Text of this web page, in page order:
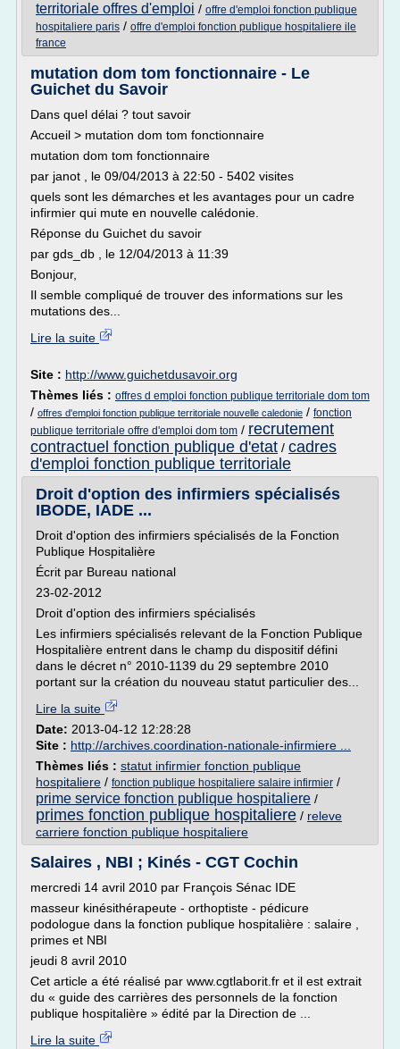
territoriale offres d'emploi / offre d'emploi fonction publique
hospitaliere paris / offre d'emploi fonction publique hospitaliere ile
france
mutation dom tom fonctionnaire - Le
Guichet du Savoir
Dans quel délai ? tout savoir
Accueil > mutation dom tom fonctionnaire
mutation dom tom fonctionnaire
par janot , le 09/04/2013 à 22:50 - 5402 visites
quels sont les démarches et les avantages pour un cadre
infirmier qui mute en nouvelle calédonie.
Réponse du Guichet du savoir
par gds_db , le 12/04/2013 à 11:39
Bonjour,
Il semble compliqué de trouver des informations sur les
mutations des...
Lire la suite
Site : http://www.guichetdusavoir.org
Thèmes liés : offres d emploi fonction publique territoriale dom tom
/ offres d'emploi fonction publique territoriale nouvelle caledonie / fonction
publique territoriale offre d'emploi dom tom / recrutement
contractuel fonction publique d'etat / cadres
d'emploi fonction publique territoriale
Droit d'option des infirmiers spécialisés
IBODE, IADE ...
Droit d'option des infirmiers spécialisés de la Fonction
Publique Hospitalière
Écrit par Bureau national
23-02-2012
Droit d'option des infirmiers spécialisés
Les infirmiers spécialisés relevant de la Fonction Publique
Hospitalière entrent dans le champ du dispositif défini
dans le décret n° 2010-1139 du 29 septembre 2010
portant sur la création du nouveau statut particulier des...
Lire la suite
Date: 2013-04-12 12:28:28
Site : http://archives.coordination-nationale-infirmiere ...
Thèmes liés : statut infirmier fonction publique
hospitaliere / fonction publique hospitaliere salaire infirmier /
prime service fonction publique hospitaliere /
primes fonction publique hospitaliere / releve
carriere fonction publique hospitaliere
Salaires , NBI ; Kinés - CGT Cochin
mercredi 14 avril 2010 par François Sénac IDE
masseur kinésithérapeute - orthoptiste - pédicure
podologue dans la fonction publique hospitalière : salaire ,
primes et NBI
jeudi 8 avril 2010
Cet article a été réalisé par www.cgtlaborit.fr et il est extrait
du « guide des carrières des personnels de la fonction
publique hospitalière » édité par la Direction de ...
Lire la suite